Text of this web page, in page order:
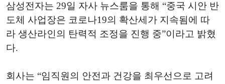
삼성전자는 29일 자사 뉴스룸을 통해 “중국 시안 반
도체 사업장은 코로나19의 확산세가 지속됨에 따
라 생산라인의 탄력적 조정을 진행 중”이라고 밝혔
다.
회사는 “임직원의 안전과 건강을 최우선으로 고려